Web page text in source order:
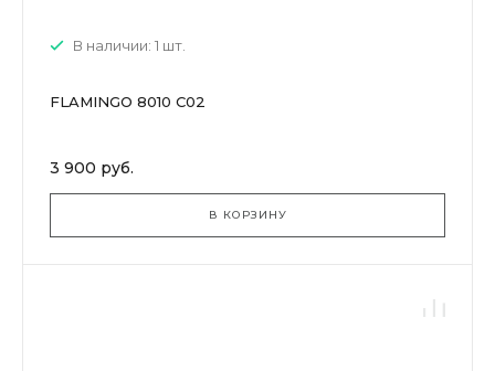
В наличии: 1 шт.
FLAMINGO 8010 C02
3 900 руб.
В КОРЗИНУ